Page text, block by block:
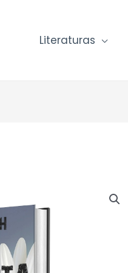
Literaturas